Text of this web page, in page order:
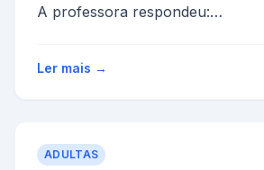
A professora respondeu:
Ler mais →
ADULTAS